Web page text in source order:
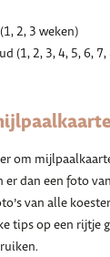
2, 3 weken)
(1, 2, 3, 4, 5, 6,
om
er dan een foto
van alle
tips op een rijtje